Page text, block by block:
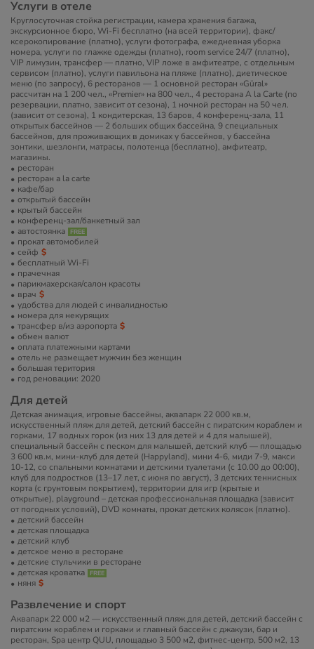
Услуги в отеле
Круглосуточная стойка регистрации, камера хранения багажа,
экскурсионное бюро, Wi-Fi бесплатно (на всей территории), факс/
ксерокопирование (платно), услуги фотографа, ежедневная уборка
номера, услуги по глажке одежды (платно), room service 24/7 (платно),
VIP лимузин, трансфер — платно, VIP ложе в амфитеатре, с отдельным
сервисом (платно), услуги павильона на пляже (платно), диетическое
меню (по запросу), 6 ресторанов — 1 основной ресторан «Güral»
рассчитан на 1 200 чел., «Premier» на 800 чел., 4 ресторана A la Carte (по
резервации, платно, зависит от сезона), 1 ночной ресторан на 50 чел.
(зависит от сезона), 1 кондитерская, 13 баров, 4 конференц-зала, 11
открытых бассейнов — 2 больших общих бассейна, 9 специальных
бассейнов, для проживающих в домиках у бассейнов, у бассейна
зонтики, шезлонги, матрасы, полотенца (бесплатно), амфитеатр,
магазины.
ресторан
ресторан a la carte
кафе/бар
открытый бассейн
крытый бассейн
конференц-зал/банкетный зал
автостоянка
прокат автомобилей
сейф
бесплатный Wi-Fi
прачечная
парикмахерская/салон красоты
врач
удобства для людей с инвалидностью
номера для некурящих
трансфер в/из аэропорта
обмен валют
оплата платежными картами
отель не размещает мужчин без женщин
большая територия
год реновации: 2020
Для детей
Детская анимация, игровые бассейны, аквапарк 22 000 кв.м,
искусственный пляж для детей, детский бассейн с пиратским кораблем и
горками, 17 водных горок (из них 13 для детей и 4 для малышей),
специальный бассейн с песком для малышей, детский клуб — площадью
3 600 кв.м, мини-клуб для детей (Happyland), мини 4-6, миди 7-9, макси
10-12, со спальными комнатами и детскими туалетами (с 10.00 до 00:00),
клуб для подростков (13–17 лет, с июня по август), 3 детских теннисных
корта (с грунтовым покрытием), территории для игр (крытые и
открытые), playground – детская профессиональная площадка (зависит
от погодных условий), DVD комнаты, прокат детских колясок (платно).
детский бассейн
детская площадка
детский клуб
детское меню в ресторане
детские стульчики в ресторане
детская кроватка
няня
Развлечение и спорт
Аквапарк 22 000 м2 — искусственный пляж для детей, детский бассейн с
пиратским кораблем и горками и главный бассейн с джакузи, бар и
ресторан, Spa центр QUU, площадью 3 500 м2, фитнес-центр, 500 м2, 13